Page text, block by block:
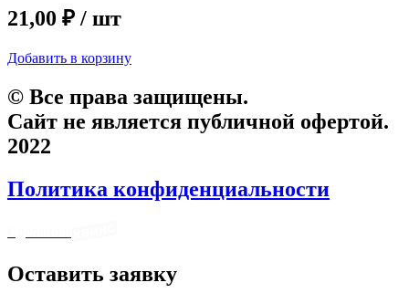
21,00 ₽ / шт
Добавить в корзину
© Все права защищены.
Сайт не является публичной офертой.
2022
Политика конфиденциальности
Оставить заявку